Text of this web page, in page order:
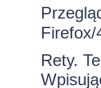
Firefox/
Rety.